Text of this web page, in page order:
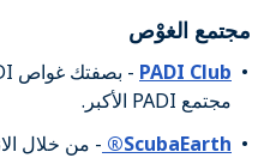
مجتمع الغوْص
PADI Club
مجتمع PADI الأكبر.
ScubaEarth®